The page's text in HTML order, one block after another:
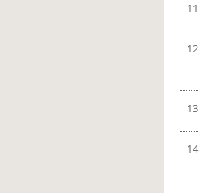
11
12
13
14